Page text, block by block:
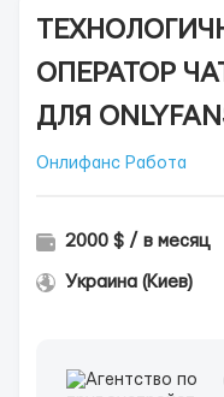
ОПЕРАТОР
ДЛЯ
Онлифанс Работа
2000 $ / в месяц
Украина (Киев)